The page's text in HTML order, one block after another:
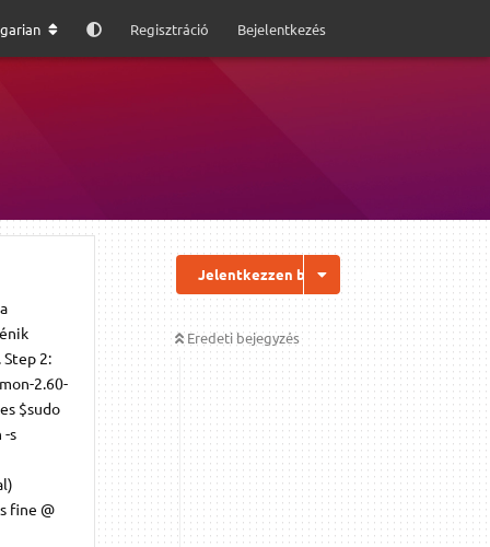
Regisztráció Bejelentkezés
Jelentkezzen be a válaszhoz
Eredeti bejegyzés
2:
2.60-
$sudo
-s
fine @